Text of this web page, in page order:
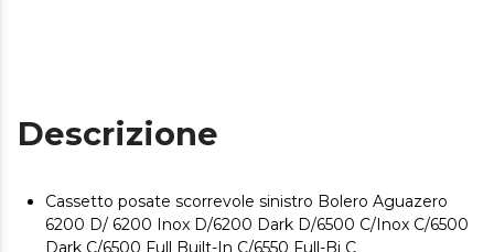
Descrizione
Cassetto posate scorrevole sinistro Bolero Aguazero
6200 D/ 6200 Inox D/6200 Dark D/6500 C/Inox C/6500
Dark C/6500 Full Built-In C/6550 Full-Bi C